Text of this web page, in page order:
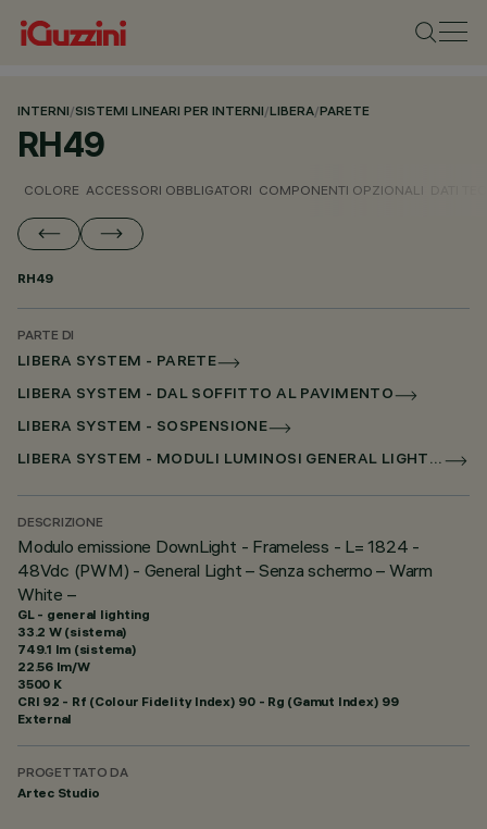
INTERNI/SISTEMI LINEARI PER INTERNI/LIBERA/PARETE
RH49
COLORE ACCESSORI OBBLIGATORI COMPONENTI OPZIONALI
RH49
PARTE DI
LIBERA SYSTEM - PARETE
LIBERA SYSTEM - DAL SOFFITTO AL PAVIMENTO
LIBERA SYSTEM - SOSPENSIONE
LIBERA SYSTEM - MODULI LUMINOSI GENERAL LIGHTING SENZA SCHERMO
DESCRIZIONE
Modulo emissione DownLight - Frameless - L= 1824 -
48Vdc (PWM) - General Light – Senza schermo – Warm
White –
GL - general lighting
33.2 W (sistema)
749.1 lm (sistema)
22.56 lm/W
3500 K
CRI 92 - Rf (Colour Fidelity Index) 90 - Rg (Gamut Index) 99
External
PROGETTATO DA
Artec Studio